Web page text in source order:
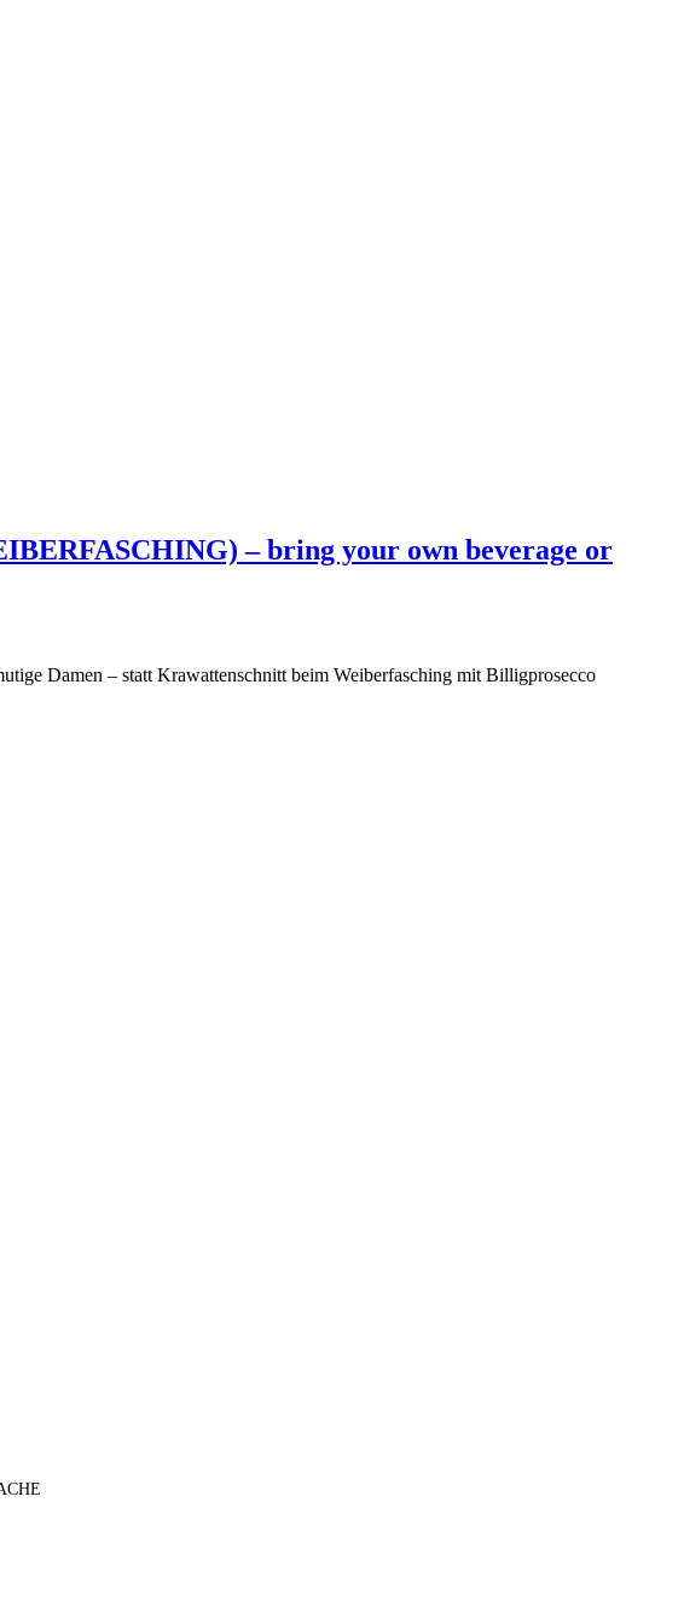
– bring your own beverage or
Damen – statt Krawattenschnitt beim Weiberfasching mit Billigprosecco